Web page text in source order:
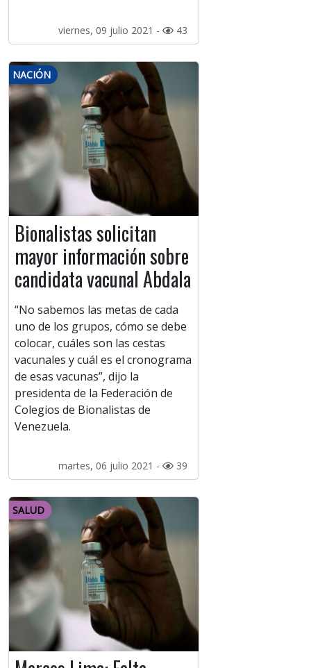
viernes, 09 julio 2021 - 43
NACIÓN
Bionalistas solicitan
mayor información sobre
candidata vacunal Abdala
“No sabemos las metas de cada
uno de los grupos, cómo se debe
colocar, cuáles son las cestas
vacunales y cuál es el cronograma
de esas vacunas”, dijo la
presidenta de la Federación de
Colegios de Bionalistas de
Venezuela.
martes, 06 julio 2021 - 39
SALUD